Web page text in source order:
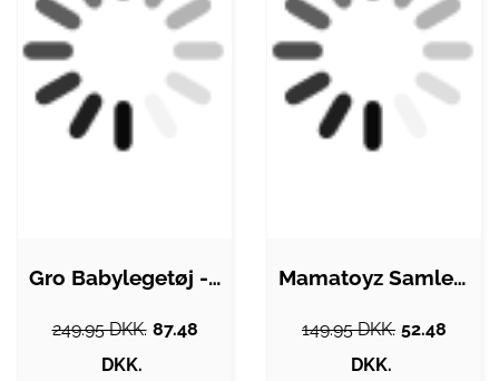
Gro Babylegetøj - Dexter - Sea…
249.95 DKK. 87.48
DKK.
Mamatoyz Samlesæt - My Home - Familie
149.95 DKK. 52.48
DKK.